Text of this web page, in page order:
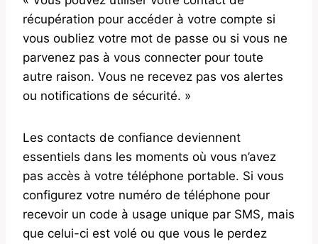
récupération pour accéder à votre compte si
vous oubliez votre mot de passe ou si vous ne
parvenez pas à vous connecter pour toute
autre raison. Vous ne recevez pas vos alertes
ou notifications de sécurité. »
Les contacts de confiance deviennent
essentiels dans les moments où vous n’avez
pas accès à votre téléphone portable. Si vous
configurez votre numéro de téléphone pour
recevoir un code à usage unique par SMS, mais
que celui-ci est volé ou que vous le perdez